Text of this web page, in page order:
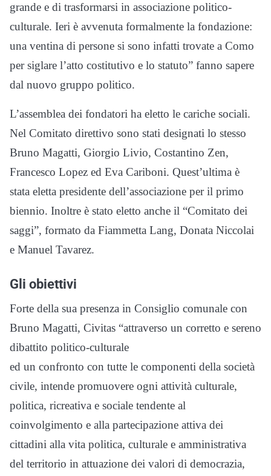
grande e di trasformarsi in associazione politico-
culturale. Ieri è avvenuta formalmente la fondazione:
una ventina di persone si sono infatti trovate a Como
per siglare l’atto costitutivo e lo statuto” fanno sapere
dal nuovo gruppo politico.
L’assemblea dei fondatori ha eletto le cariche sociali.
Nel Comitato direttivo sono stati designati lo stesso
Bruno Magatti, Giorgio Livio, Costantino Zen,
Francesco Lopez ed Eva Cariboni. Quest’ultima è
stata eletta presidente dell’associazione per il primo
biennio. Inoltre è stato eletto anche il “Comitato dei
saggi”, formato da Fiammetta Lang, Donata Niccolai
e Manuel Tavarez.
Gli obiettivi
Forte della sua presenza in Consiglio comunale con
Bruno Magatti, Civitas “attraverso un corretto e sereno
dibattito politico-culturale
ed un confronto con tutte le componenti della società
civile, intende promuovere ogni attività culturale,
politica, ricreativa e sociale tendente al
coinvolgimento e alla partecipazione attiva dei
cittadini alla vita politica, culturale e amministrativa
del territorio in attuazione dei valori di democrazia,